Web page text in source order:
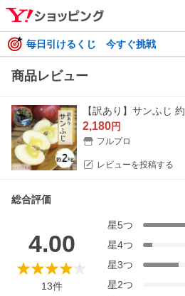
毎日引けるくじ 今すぐ挑戦
商品レビュー
2,180円
フルプロ
レビューを投稿する
総合評価
4.00
13件
星5つ
星4つ
星3つ
星2つ